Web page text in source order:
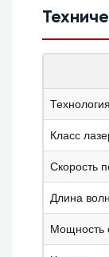
Класс
Скорость
Длина
Мощность